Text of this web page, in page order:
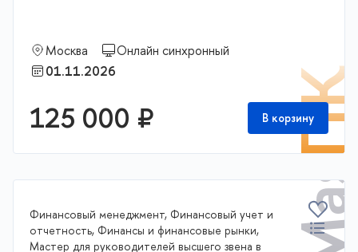
Москва
Онлайн синхронный
01.11.2026
125 000 ₽ В корзину
Финансовый менеджмент, Финансовый учет и
отчетность, Финансы и финансовые рынки,
Мастер для руководителей высшего звена в